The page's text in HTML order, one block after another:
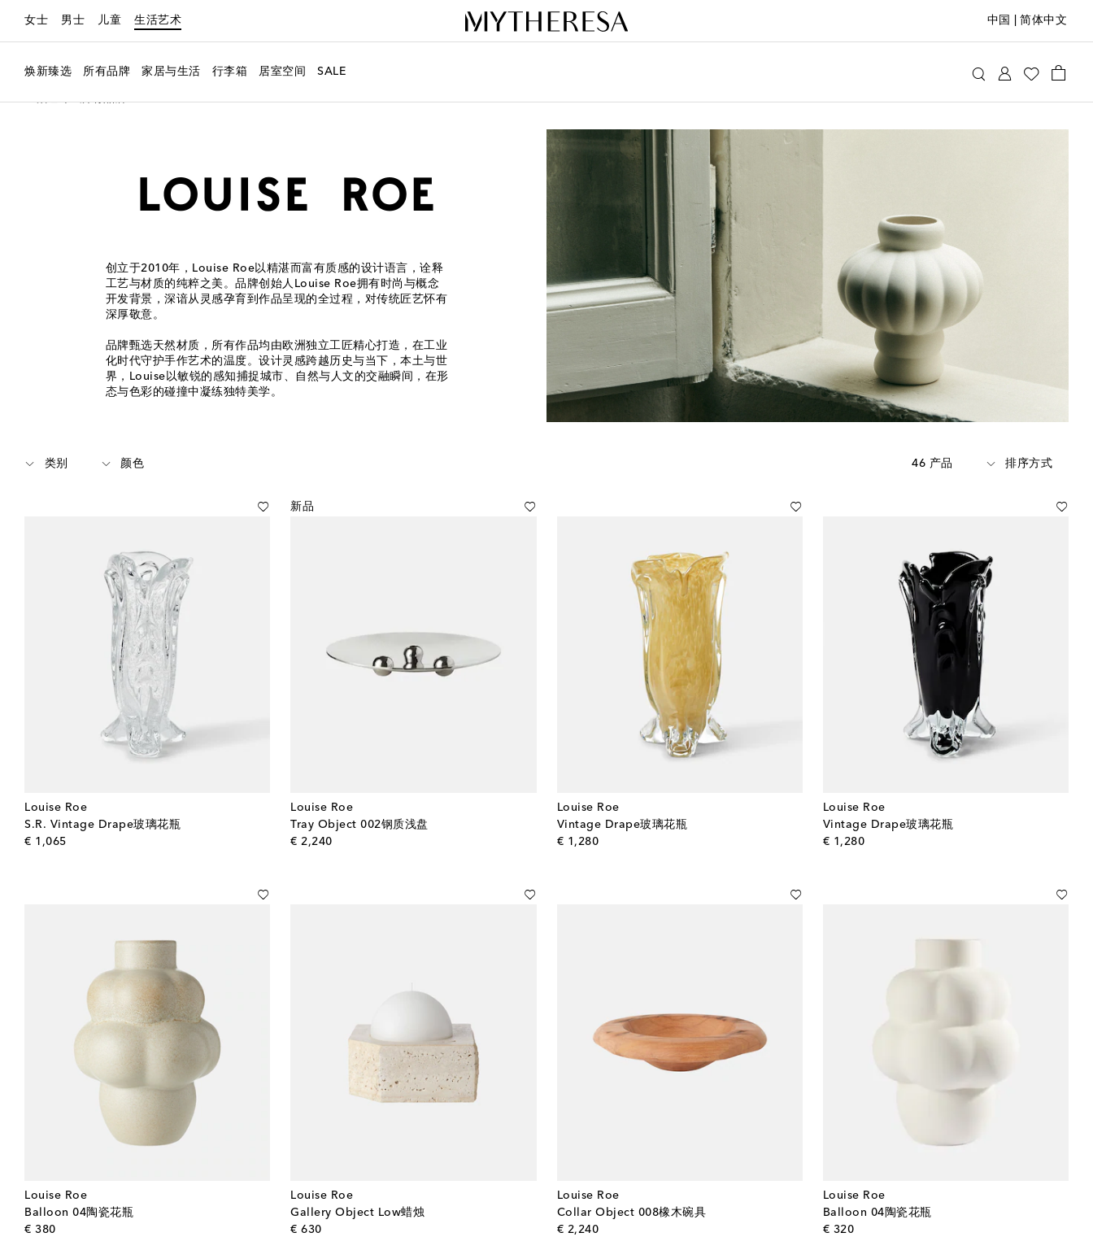
女士 男士 儿童 生活艺术 中国 简体中文
焕新臻选 所有品牌 家居与生活 行李箱 居室空间 SALE
创立于2010年，Louise Roe以精湛而富有质感的设计语言，诠释
工艺与材质的纯粹之美。品牌创始人Louise Roe拥有时尚与概念
开发背景，深谙从灵感孕育到作品呈现的全过程，对传统匠艺怀有
深厚敬意。
品牌甄选天然材质，所有作品均由欧洲独立工匠精心打造，在工业
化时代守护手作艺术的温度。设计灵感跨越历史与当下，本土与世
界，Louise以敏锐的感知捕捉城市、自然与人文的交融瞬间，在形
态与色彩的碰撞中凝练独特美学。
类别 颜色 46 产品 排序方式
Louise Roe
S.R. Vintage Drape玻璃花瓶
€ 1,065original price
新品
Louise Roe
Tray Object 002钢质浅盘
€ 2,240original price
Louise Roe
Vintage Drape玻璃花瓶
€ 1,280original price
Louise Roe
Vintage Drape玻璃花瓶
€ 1,280original price
Louise Roe
Balloon 04陶瓷花瓶
€ 380original price
Louise Roe
Gallery Object Low蜡烛
€ 630original price
Louise Roe
Collar Object 008橡木碗具
€ 2,240original price
Louise Roe
Balloon 04陶瓷花瓶
€ 320original price